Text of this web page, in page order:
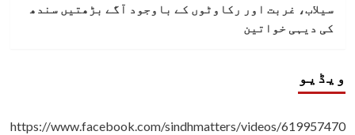
سیلاب، غربت اور رکاوٹوں کے باوجود آگے بڑھتیں سندھ
کی دیہی خواتین
ویڈیو
https://www.facebook.com/sindhmatters/videos/619957470